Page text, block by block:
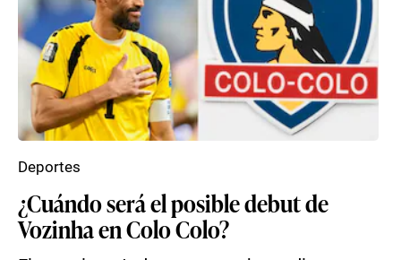
¿Cuándo será el posible debut de
Vozinha en Colo Colo?
Deportes